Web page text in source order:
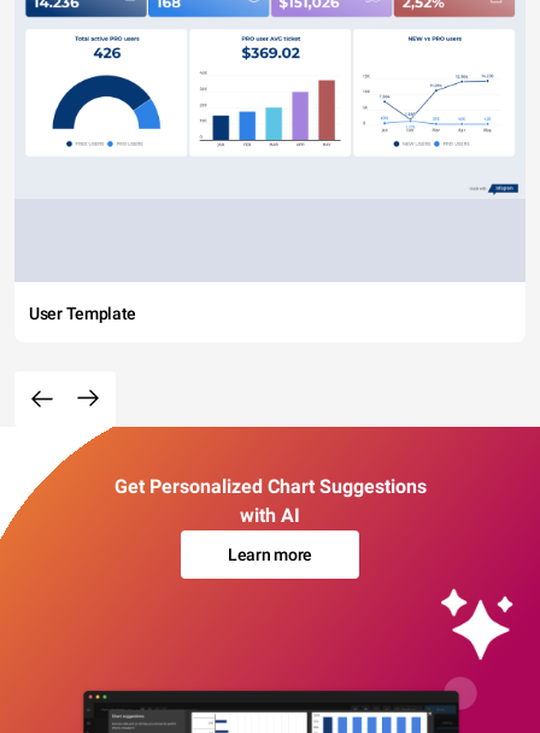
User Template
Get Personalized Chart Suggestions
with AI
Learn more